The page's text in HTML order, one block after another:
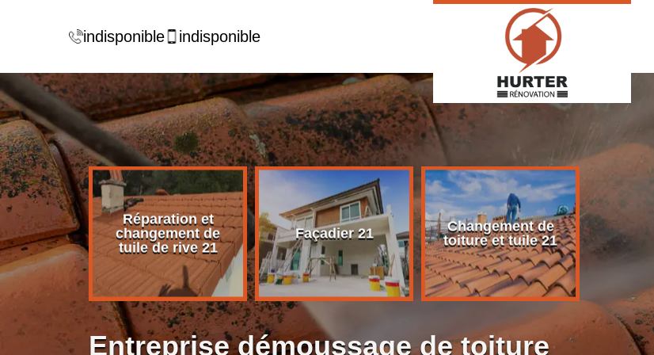
indisponible indisponible
de
21
Réparation et
changement de
tuile de rive 21
Façadier 21
Changement de
toiture et tuile 21
Entreprise démoussage de toiture